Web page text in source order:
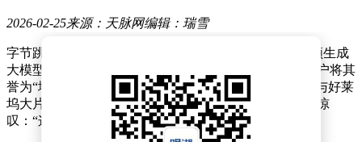
2026-02-25来源：天脉网编辑：瑞雪
字节跳动近日推出了一款名为SeeDance 2.0的新一代视频生成
大模型，一经发布便在国内外科技圈掀起热议。部分用户将其
誉为“地表最强视频生成工具”，海外网友评价其效果可与好莱
坞大片媲美。就连全球首富马斯克也在社交媒体上发文惊
叹：“这个模型发展速度太快了。”